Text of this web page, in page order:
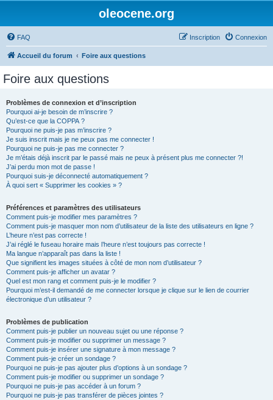
oleocene.org
FAQ Connexion
Inscription
Accueil du forum Foire aux questions
Foire aux questions
Problèmes de connexion et d’inscription
Pourquoi ai-je besoin de m’inscrire ?
Qu’est-ce que la COPPA ?
Pourquoi ne puis-je pas m’inscrire ?
Je suis inscrit mais je ne peux pas me connecter !
Pourquoi ne puis-je pas me connecter ?
Je m’étais déjà inscrit par le passé mais ne peux à présent plus me connecter ?!
J’ai perdu mon mot de passe !
Pourquoi suis-je déconnecté automatiquement ?
À quoi sert « Supprimer les cookies » ?
Préférences et paramètres des utilisateurs
Comment puis-je modifier mes paramètres ?
Comment puis-je masquer mon nom d’utilisateur de la liste des utilisateurs en ligne ?
L’heure n’est pas correcte !
J’ai réglé le fuseau horaire mais l’heure n’est toujours pas correcte !
Ma langue n’apparaît pas dans la liste !
Que signifient les images situées à côté de mon nom d’utilisateur ?
Comment puis-je afficher un avatar ?
Quel est mon rang et comment puis-je le modifier ?
Pourquoi m’est-il demandé de me connecter lorsque je clique sur le lien de courrier
électronique d’un utilisateur ?
Problèmes de publication
Comment puis-je publier un nouveau sujet ou une réponse ?
Comment puis-je modifier ou supprimer un message ?
Comment puis-je insérer une signature à mon message ?
Comment puis-je créer un sondage ?
Pourquoi ne puis-je pas ajouter plus d’options à un sondage ?
Comment puis-je modifier ou supprimer un sondage ?
Pourquoi ne puis-je pas accéder à un forum ?
Pourquoi ne puis-je pas transférer de pièces jointes ?